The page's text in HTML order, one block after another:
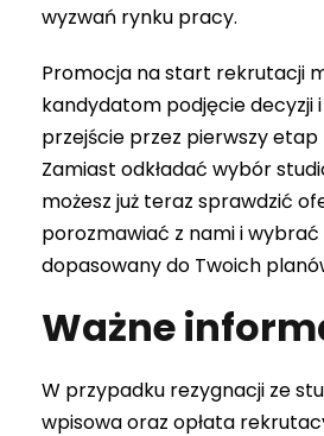
wyzwań rynku pracy.
Promocja na start rekrutacji
kandydatom podjęcie decyzji
przejście przez pierwszy
Zamiast odkładać wybór
możesz już teraz sprawdzić
porozmawiać z nami i
dopasowany do Twoich
Ważne
W przypadku rezygnacji ze
wpisowa oraz opłata